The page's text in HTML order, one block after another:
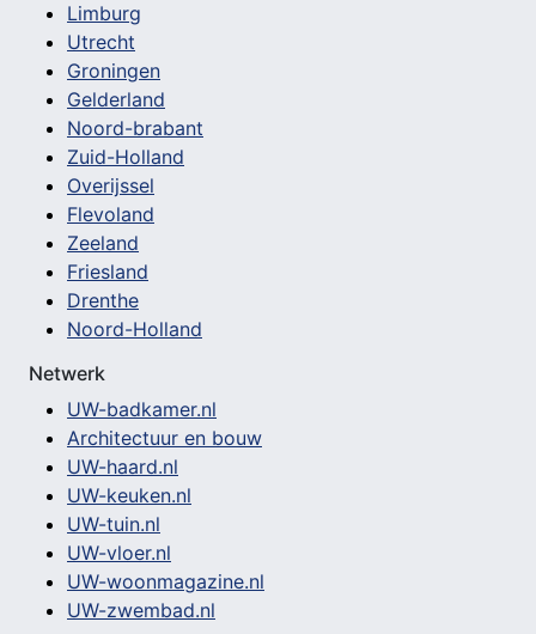
Limburg
Utrecht
Groningen
Gelderland
Noord-brabant
Zuid-Holland
Overijssel
Flevoland
Zeeland
Friesland
Drenthe
Noord-Holland
Netwerk
UW-badkamer.nl
Architectuur en bouw
UW-haard.nl
UW-keuken.nl
UW-tuin.nl
UW-vloer.nl
UW-woonmagazine.nl
UW-zwembad.nl